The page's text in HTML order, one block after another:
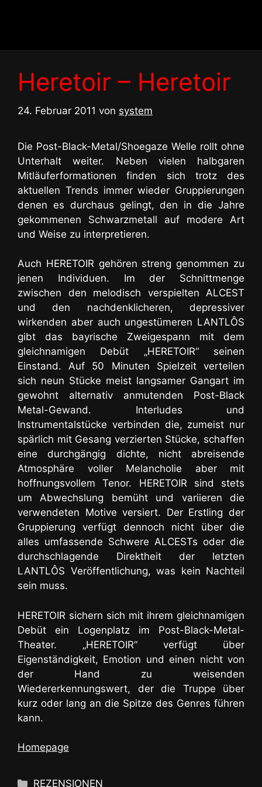
Heretoir – Heretoir
24. Februar 2011 von system
Die Post-Black-Metal/Shoegaze Welle rollt ohne
Unterhalt weiter. Neben vielen halbgaren
Mitläuferformationen finden sich trotz des
aktuellen Trends immer wieder Gruppierungen
denen es durchaus gelingt, den in die Jahre
gekommenen Schwarzmetall auf modere Art
und Weise zu interpretieren.
Auch HERETOIR gehören streng genommen zu
jenen Individuen. Im der Schnittmenge
zwischen den melodisch verspielten ALCEST
und den nachdenklicheren, depressiver
wirkenden aber auch ungestümeren LANTLÔS
gibt das bayrische Zweigespann mit dem
gleichnamigen Debüt „HERETOIR“ seinen
Einstand. Auf 50 Minuten Spielzeit verteilen
sich neun Stücke meist langsamer Gangart im
gewohnt alternativ anmutenden Post-Black
Metal-Gewand. Interludes und
Instrumentalstücke verbinden die, zumeist nur
spärlich mit Gesang verzierten Stücke, schaffen
eine durchgängig dichte, nicht abreisende
Atmosphäre voller Melancholie aber mit
hoffnungsvollem Tenor. HERETOIR sind stets
um Abwechslung bemüht und variieren die
verwendeten Motive versiert. Der Erstling der
Gruppierung verfügt dennoch nicht über die
alles umfassende Schwere ALCESTs oder die
durchschlagende Direktheit der letzten
LANTLÔS Veröffentlichung, was kein Nachteil
sein muss.
HERETOIR sichern sich mit ihrem gleichnamigen
Debüt ein Logenplatz im Post-Black-Metal-
Theater. „HERETOIR“ verfügt über
Eigenständigkeit, Emotion und einen nicht von
der Hand zu weisenden
Wiedererkennungswert, der die Truppe über
kurz oder lang an die Spitze des Genres führen
kann.
Homepage
Kategorien
REZENSIONEN